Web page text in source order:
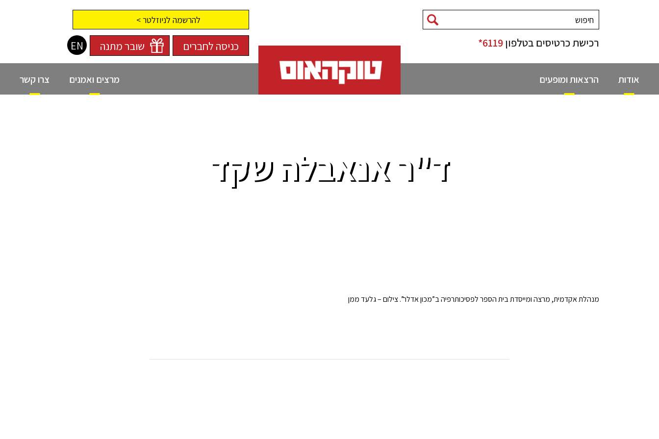
רכישת כרטיסים בטלפון6119*
להרשמה לניוזלטר >
EN כניסה לחברים שובר מתנה
מרצים ואמנים צרו קשר אודות הרצאות ומופעים
ד"ר אנאבלה שקד
מנהלת אקדמית, מרצה ומייסדת בית הספר לפסיכותרפיה ב”מכון אדלר”. צילום – גלעד ממן